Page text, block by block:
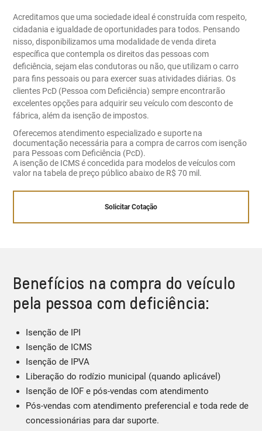
Acreditamos que uma sociedade ideal é construída com respeito,
cidadania e igualdade de oportunidades para todos. Pensando
nisso, disponibilizamos uma modalidade de venda direta
específica que contempla os direitos das pessoas com
deficiência, sejam elas condutoras ou não, que utilizam o carro
para fins pessoais ou para exercer suas atividades diárias. Os
clientes PcD (Pessoa com Deficiência) sempre encontrarão
excelentes opções para adquirir seu veículo com desconto de
fábrica, além da isenção de impostos.
Oferecemos atendimento especializado e suporte na
documentação necessária para a compra de carros com isenção
para Pessoas com Deficiência (PcD).
A isenção de ICMS é concedida para modelos de veículos com
valor na tabela de preço público abaixo de R$ 70 mil.
Solicitar Cotação
Benefícios na compra do veículo
pela pessoa com deficiência:
Isenção de IPI
Isenção de ICMS
Isenção de IPVA
Liberação do rodízio municipal (quando aplicável)
Isenção de IOF e pós-vendas com atendimento
Pós-vendas com atendimento preferencial e toda rede de
concessionárias para dar suporte.